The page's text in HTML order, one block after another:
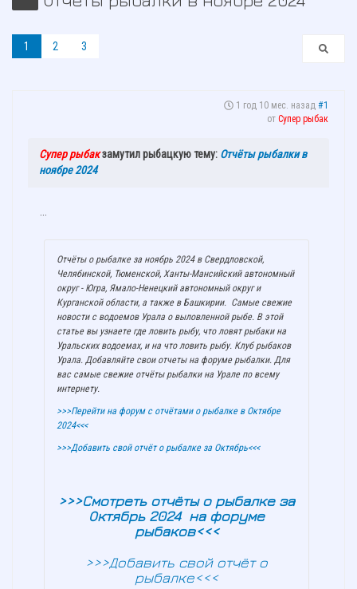
1 2 3
1 год 10 мес. назад #1
от Супер рыбак
Супер рыбакзамутил рыбацкую тему: Отчёты рыбалки в
ноябре 2024
...
Отчёты о рыбалке за ноябрь 2024 в Свердловской,
Челябинской, Тюменской, Ханты-Мансийский автономный
округ - Югра, Ямало-Ненецкий автономный округ и
Курганской области, а также в Башкирии. Самые свежие
новости с водоемов Урала о выловленной рыбе. В этой
статье вы узнаете где ловить рыбу, что ловят рыбаки на
Уральских водоемах, и на что ловить рыбу. Клуб рыбаков
Урала. Добавляйте свои отчеты на форуме рыбалки. Для
вас самые свежие отчёты рыбалки на Урале по всему
интернету.
>>>Перейти на форум с отчётами о рыбалке в Октябре
2024<<<
>>>Добавить свой отчёт о рыбалке за Октябрь<<<
>>>Смотреть отчёты о рыбалке за
Октябрь 2024 на форуме
рыбаков<<<
>>>Добавить свой отчёт о
рыбалке<<<